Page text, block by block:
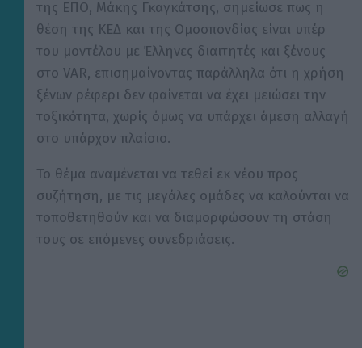
της ΕΠΟ, Μάκης Γκαγκάτσης, σημείωσε πως η
θέση της ΚΕΔ και της Ομοσπονδίας είναι υπέρ
του μοντέλου με Έλληνες διαιτητές και ξένους
στο VAR, επισημαίνοντας παράλληλα ότι η χρήση
ξένων ρέφερι δεν φαίνεται να έχει μειώσει την
τοξικότητα, χωρίς όμως να υπάρχει άμεση αλλαγή
στο υπάρχον πλαίσιο.
Το θέμα αναμένεται να τεθεί εκ νέου προς
συζήτηση, με τις μεγάλες ομάδες να καλούνται να
τοποθετηθούν και να διαμορφώσουν τη στάση
τους σε επόμενες συνεδριάσεις.